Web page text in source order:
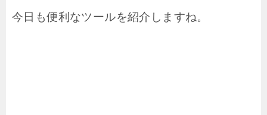
今日も便利なツールを紹介しますね。